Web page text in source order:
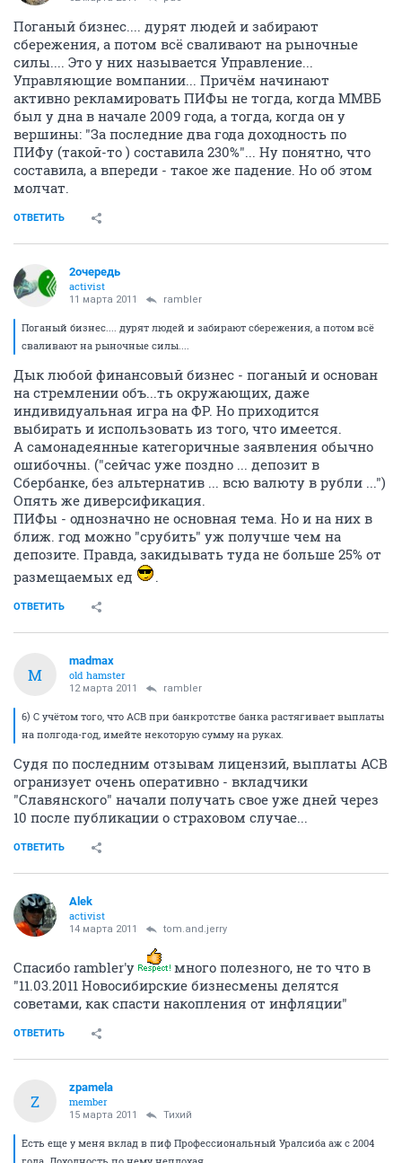
Поганый бизнес.... дурят людей и забирают
сбережения, а потом всё сваливают на рыночные
силы.... Это у них называется Управление...
Управляющие вомпании... Причём начинают
активно рекламировать ПИФы не тогда, когда ММВБ
был у дна в начале 2009 года, а тогда, когда он у
вершины: "За последние два года доходность по
ПИФу (такой-то ) составила 230%"... Ну понятно, что
составила, а впереди - такое же падение. Но об этом
молчат.
ОТВЕТИТЬ
2очередь
activist
11 марта 2011 rambler
Поганый бизнес.... дурят людей и забирают сбережения, а потом всё
сваливают на рыночные силы....
Дык любой финансовый бизнес - поганый и основан
на стремлении объ...ть окружающих, даже
индивидуальная игра на ФР. Но приходится
выбирать и использовать из того, что имеется.
А самонадеянные категоричные заявления обычно
ошибочны. ("сейчас уже поздно ... депозит в
Сбербанке, без альтернатив ... всю валюту в рубли ...")
Опять же диверсификация.
ПИФы - однозначно не основная тема. Но и на них в
ближ. год можно "срубить" уж получше чем на
депозите. Правда, закидывать туда не больше 25% от
размещаемых ед
.
ОТВЕТИТЬ
M
madmax
old hamster
12 марта 2011 rambler
6) С учётом того, что АСВ при банкротстве банка растягивает выплаты
на полгода-год, имейте некоторую сумму на руках.
Судя по последним отзывам лицензий, выплаты АСВ
огранизует очень оперативно - вкладчики
"Славянского" начали получать свое уже дней через
10 после публикации о страховом случае...
ОТВЕТИТЬ
Alеk
activist
14 марта 2011 tom.and.jerry
Спасибо rambler'у
много полезного, не то что в
"11.03.2011 Новосибирские бизнесмены делятся
советами, как спасти накопления от инфляции"
ОТВЕТИТЬ
Z
zpamela
member
15 марта 2011 Тихий
Есть еще у меня вклад в пиф Профессиональный Уралсиба аж с 2004